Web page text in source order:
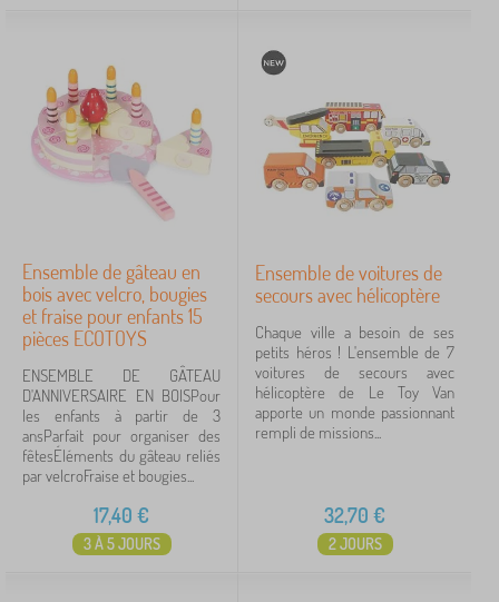
Ensemble de gâteau en
bois avec velcro, bougies
et fraise pour enfants 15
pièces ECOTOYS
ENSEMBLE DE GÂTEAU
D'ANNIVERSAIRE EN BOISPour
les enfants à partir de 3
ansParfait pour organiser des
fêtesÉléments du gâteau reliés
par velcroFraise et bougies...
17,40 €
3 À 5 JOURS
Ensemble de voitures de
secours avec hélicoptère
Chaque ville a besoin de ses
petits héros ! L'ensemble de 7
voitures de secours avec
hélicoptère de Le Toy Van
apporte un monde passionnant
rempli de missions...
32,70 €
2 JOURS